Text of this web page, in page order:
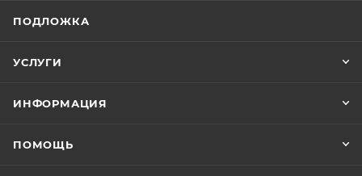
ПОДЛОЖКА
УСЛУГИ
ИНФОРМАЦИЯ
ПОМОЩЬ